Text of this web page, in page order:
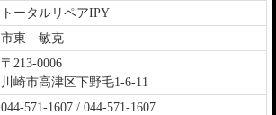
トータルリペアIPY
市東 敏克
〒213-0006
川崎市高津区下野毛1-6-11
044-571-1607 / 044-571-1607